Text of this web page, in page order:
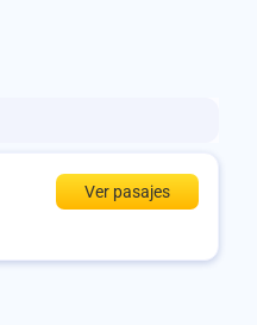
Ver pasajes